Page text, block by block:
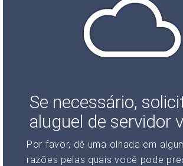
Se necessário,
aluguel de servidor
Por favor, dê uma olhada em
razões pelas quais você pode